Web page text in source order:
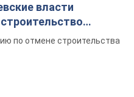
власти
верующего"
по отмене строительства